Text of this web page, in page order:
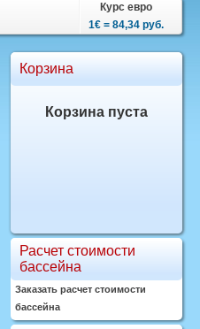
Курс евро
1€ = 84,34 руб.
Корзина
Корзина пуста
Расчет стоимости
бассейна
Заказать расчет стоимости
бассейна